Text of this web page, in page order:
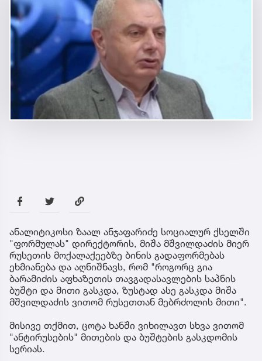
ანალიტიკოსი ზაალ ანჯაფარიძე სოციალურ ქსელში
"ფორმულას" დირექტორის, მიშა მშვილდაძის მიერ
რუსეთის მოქალაქეებზე ბინის გადაფორმებას
ეხმიანება და აღნიშნავს, რომ "როგორც გია
ბარამიძის აფხაზეთის თავგადასავლების საპნის
ბუშტი და მითი გასკდა, ზუსტად ასე გასკდა მიშა
მშვილდაძის ვითომ რუსეთთან მებრძოლის მითი".
მისივე თქმით, ცოტა ხანში ვიხილავთ სხვა ვითომ
"ანტირუსების" მითების და ბუშტების გასკდომის
სერიას.